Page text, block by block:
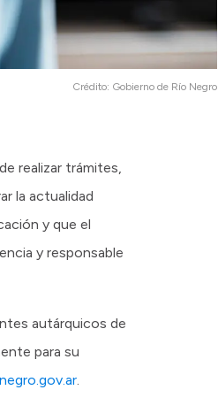
Crédito: Gobierno de Río Negro
realizar trámites,
la actualidad
y que el
y responsable
autárquicos de
para su
.